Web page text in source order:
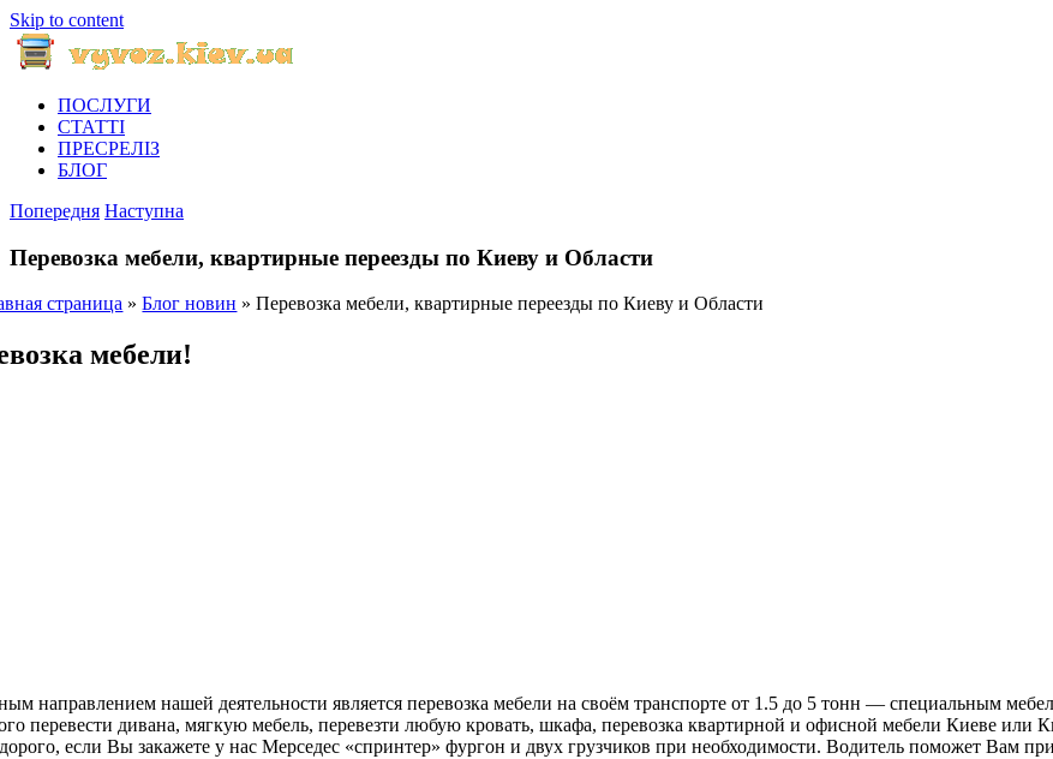
Skip to content
ПОСЛУГИ
СТАТТІ
ПРЕСРЕЛІЗ
БЛОГ
Попередня Наступна
Перевозка мебели, квартирные переезды по Киеву и Области
страница »Блог новин »Перевозка мебели, квартирные переезды по Киеву и Области
мебели!
направлением нашей деятельности является перевозка мебели на своём транспорте от 1.5 до 5 тонн — специальным
перевести дивана, мягкую мебель, перевезти любую кровать, шкафа, перевозка квартирной и офисной мебели Киеве или
если Вы закажете у нас Мерседес «спринтер» фургон и двух грузчиков при необходимости. Водитель поможет Вам